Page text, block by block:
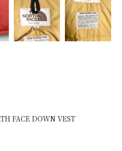
FACE DOWN VEST